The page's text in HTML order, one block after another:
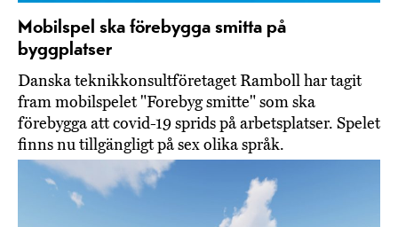
Mobilspel ska förebygga smitta på
byggplatser
Danska teknikkonsultföretaget Ramboll har tagit
fram mobilspelet "Forebyg smitte" som ska
förebygga att covid-19 sprids på arbetsplatser. Spelet
finns nu tillgängligt på sex olika språk.